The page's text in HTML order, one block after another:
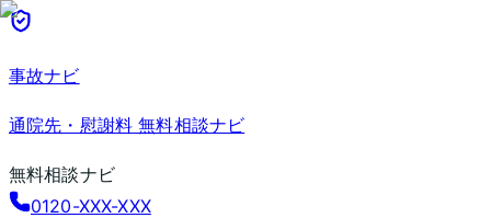
事故ナビ
通院先・慰謝料 無料相談ナビ
無料相談ナビ
0120-XXX-XXX